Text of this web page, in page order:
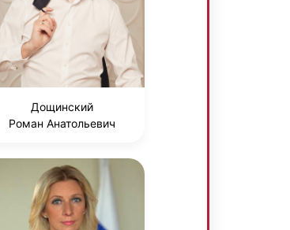
Дощинский
Роман Анатольевич